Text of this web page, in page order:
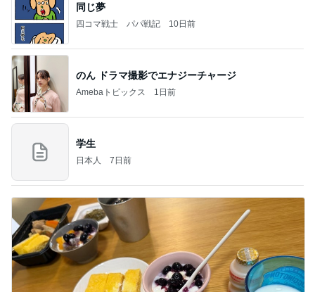
同じ夢
四コマ戦士 パパ戦記 10日前
のん ドラマ撮影でエナジーチャージ
Amebaトピックス 1日前
学生
日本人 7日前